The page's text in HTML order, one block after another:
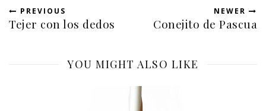
PREVIOUS
Tejer con los dedos
NEWER
Conejito de Pascua
YOU MIGHT ALSO LIKE